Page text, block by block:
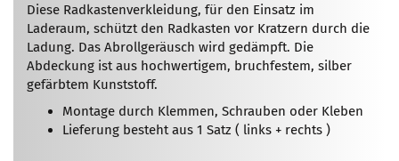
Diese Radkastenverkleidung, für den Einsatz im
Laderaum, schützt den Radkasten vor Kratzern durch die
Ladung. Das Abrollgeräusch wird gedämpft. Die
Abdeckung ist aus hochwertigem, bruchfestem, silber
gefärbtem Kunststoff.
Montage durch Klemmen, Schrauben oder Kleben
Lieferung besteht aus 1 Satz ( links + rechts )